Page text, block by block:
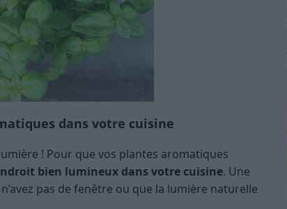
dans votre cuisine
! Pour que vos plantes aromatiques
bien lumineux dans votre cuisine. Une
pas de fenêtre ou que la lumière naturelle